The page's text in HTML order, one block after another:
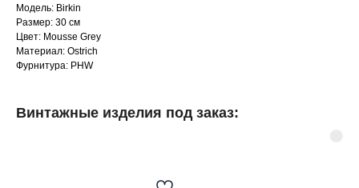
Модель: Birkin
Размер: 30 см
Цвет: Mousse Grey
Материал: Ostrich
Фурнитура: PHW
Винтажные изделия под заказ: